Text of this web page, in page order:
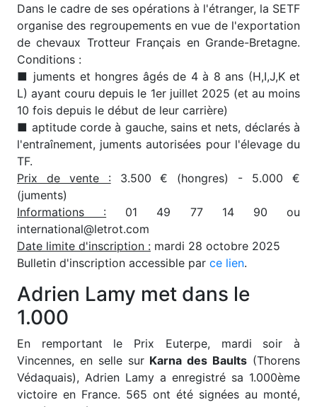
Dans le cadre de ses opérations à l'étranger, la SETF
organise des regroupements en vue de l'exportation
de chevaux Trotteur Français en Grande-Bretagne.
Conditions :
■ juments et hongres âgés de 4 à 8 ans (H,I,J,K et
L) ayant couru depuis le 1er juillet 2025 (et au moins
10 fois depuis le début de leur carrière)
■ aptitude corde à gauche, sains et nets, déclarés à
l'entraînement, juments autorisées pour l'élevage du
TF.
Prix de vente :3.500 € (hongres) - 5.000 €
(juments)
Informations : 01 49 77 14 90 ou
international@letrot.com
Date limite d'inscription : mardi 28 octobre 2025
Bulletin d'inscription accessible par ce lien.
Adrien Lamy met dans le
1.000
En remportant le Prix Euterpe, mardi soir à
Vincennes, en selle sur Karna des Baults (Thorens
Védaquais), Adrien Lamy a enregistré sa 1.000ème
victoire en France. 565 ont été signées au monté,